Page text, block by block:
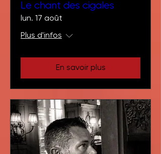
Le chant des cigales
lun. 17 août
Plus d'infos
En savoir plus